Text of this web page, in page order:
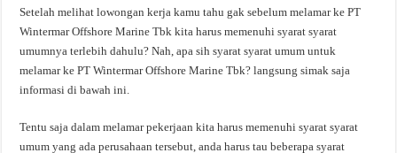
Setelah melihat lowongan kerja kamu tahu gak sebelum melamar ke PT
Wintermar Offshore Marine Tbk kita harus memenuhi syarat syarat
umumnya terlebih dahulu? Nah, apa sih syarat syarat umum untuk
melamar ke PT Wintermar Offshore Marine Tbk? langsung simak saja
informasi di bawah ini.
Tentu saja dalam melamar pekerjaan kita harus memenuhi syarat syarat
umum yang ada perusahaan tersebut, anda harus tau beberapa syarat